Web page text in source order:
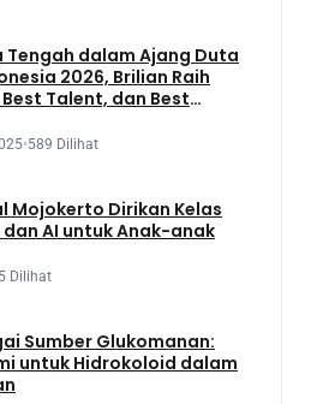
Tengah dalam Ajang Duta
2026, Brilian Raih
Talent, dan Best
•589 Dilihat
Mojokerto Dirikan Kelas
AI untuk Anak-anak
Dilihat
Sumber Glukomanan:
untuk Hidrokoloid dalam